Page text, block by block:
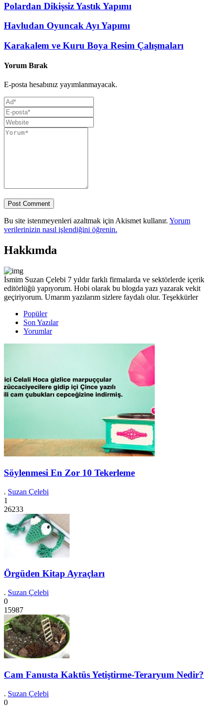
Polardan Dikişsiz Yastık Yapımı
Havludan Oyuncak Ayı Yapımı
Karakalem ve Kuru Boya Resim Çalışmaları
Yorum Bırak
E-posta hesabınız yayımlanmayacak.
Bu site istenmeyenleri azaltmak için Akismet kullanır. Yorum
verilerinizin nasıl işlendiğini öğrenin.
Hakkımda
İsmim Suzan Çelebi 7 yıldır farklı firmalarda ve sektörlerde içerik
editörlüğü yapıyorum. Hobi olarak bu blogda yazı yazarak vekit
geçiriyorum. Umarım yazılarım sizlere faydalı olur. Teşekkürler
Popüler
Son Yazılar
Yorumlar
Söylenmesi En Zor 10 Tekerleme
. Suzan Çelebi
1
26233
Örgüden Kitap Ayraçları
. Suzan Çelebi
0
15987
Cam Fanusta Kaktüs Yetiştirme-Teraryum Nedir?
. Suzan Çelebi
0